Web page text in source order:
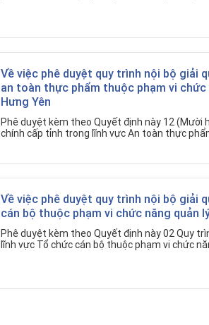
Về việc phê duyệt quy trình nội bộ giải
an toàn thực phẩm thuộc phạm vi
Hưng Yên
Phê duyệt kèm theo Quyết định này 12
chính cấp tỉnh trong lĩnh vực An toàn thực
Về việc phê duyệt quy trình nội bộ giải
cán bộ thuộc phạm vi chức năng quản
Phê duyệt kèm theo Quyết định này 02 Quy
lĩnh vực Tổ chức cán bộ thuộc phạm vi chức